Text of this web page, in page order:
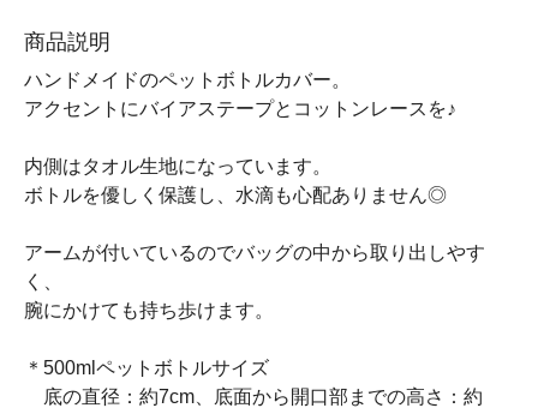
商品説明
ハンドメイドのペットボトルカバー。
アクセントにバイアステープとコットンレースを♪
内側はタオル生地になっています。
ボトルを優しく保護し、水滴も心配ありません◎
アームが付いているのでバッグの中から取り出しやす
く、
腕にかけても持ち歩けます。
＊500mlペットボトルサイズ
底の直径：約7cm、底面から開口部までの高さ：約